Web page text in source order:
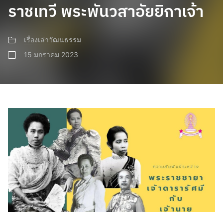
ราชเทวี พระพันวสาอัยยิกาเจ้า
เรื่องเล่าวัฒนธรรม
15 มกราคม 2023